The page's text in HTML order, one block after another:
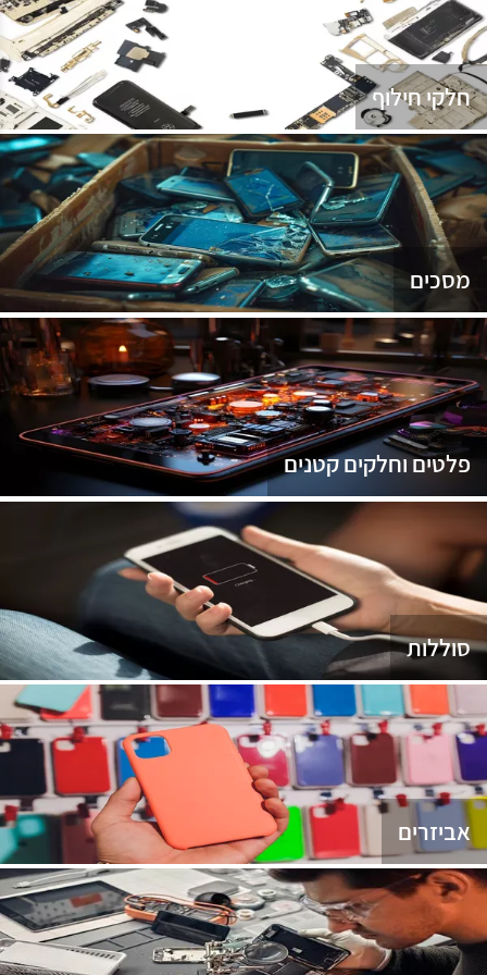
חלקי חילוף
מסכים
פלטים וחלקים קטנים
סוללות
אביזרים